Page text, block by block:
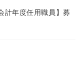
計年度任用職員】募